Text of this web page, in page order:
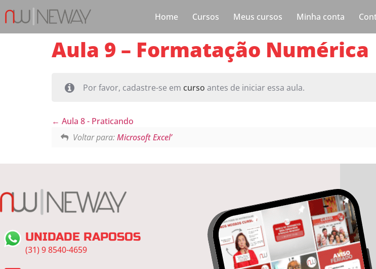
Home Cursos Meus cursos Minha conta
Aula 9 – Formatação Numérica
Por favor, cadastre-se em curso antes de iniciar essa aula.
Aula 8 - Praticando
Voltar para:Microsoft Excel’
UNIDADE RAPOSOS
(31) 9 8540-4659